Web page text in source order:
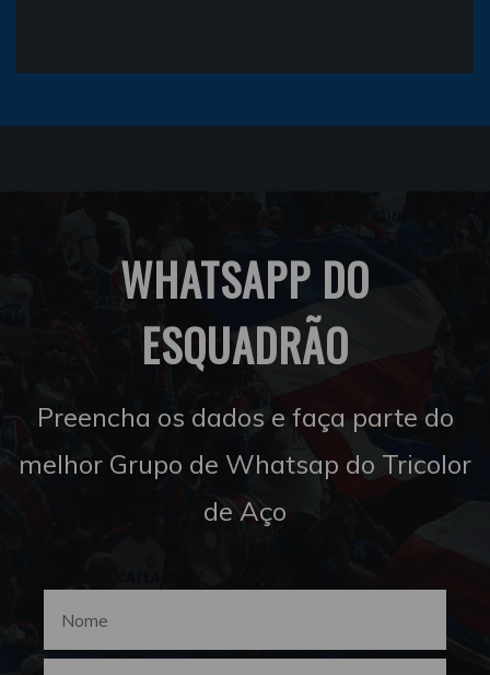
WHATSAPP DO
ESQUADRÃO
Preencha os dados e faça parte do
melhor Grupo de Whatsap do Tricolor
de Aço